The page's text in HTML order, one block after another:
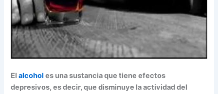
Elalcohol es una sustancia que tiene efectos
depresivos, es decir, que disminuye la actividad del